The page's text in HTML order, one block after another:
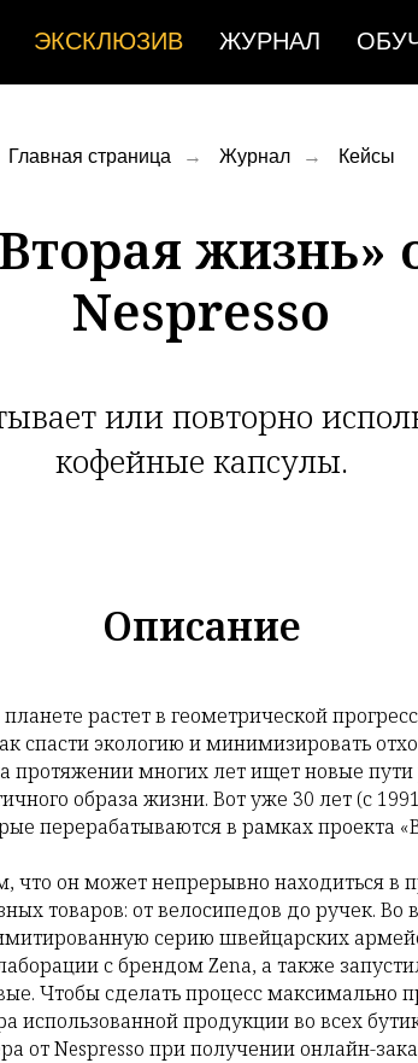
ЭКСКЛЮЗИВ ЖУРНАЛ
Главная страница → Журнал → Кейсы
Nespresso
или повторно
кофейные капсулы.
Описание
растет в геометрической
спасти экологию и минимизировать
протяжении многих лет ищет новые
образа жизни. Вот уже 30 лет (с
перерабатываются в рамках проекта
он может непрерывно находиться в
товаров: от велосипедов до ручек.
серию швейцарских
с брендом Zena, а также
Чтобы сделать процесс максимально
использованной продукции во всех
от Nespresso при получении онлайн-